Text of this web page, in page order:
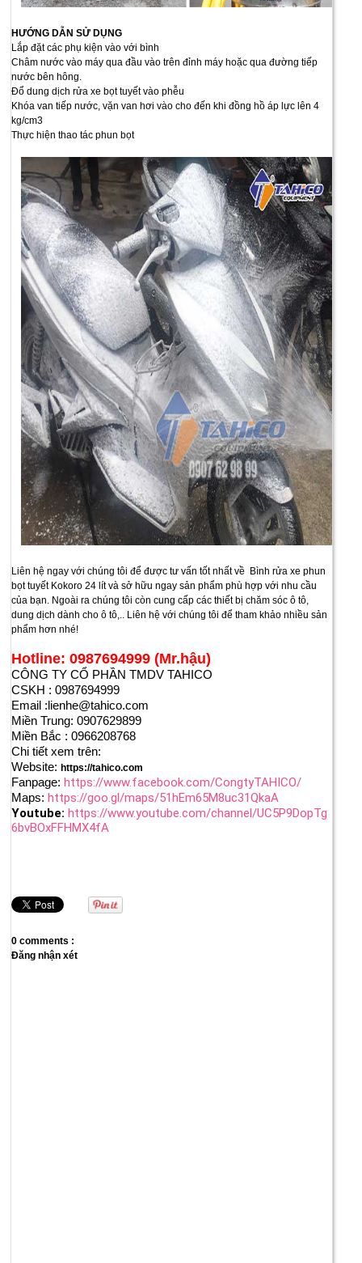
HƯỚNG DẪN SỬ DỤNG
Lắp đặt các phụ kiện vào với bình
Châm nước vào máy qua đầu vào trên đỉnh máy hoặc qua đường tiếp
nước bên hông.
Đổ dung dịch rửa xe bọt tuyết vào phễu
Khóa van tiếp nước, vặn van hơi vào cho đến khi đồng hồ áp lực lên 4
kg/cm3
Thực hiện thao tác phun bọt
Liên hệ ngay với chúng tôi để được tư vấn tốt nhất về Bình rửa xe phun
bọt tuyết Kokoro 24 lít và sở hữu ngay sản phẩm phù hợp với nhu cầu
của bạn. Ngoài ra chúng tôi còn cung cấp các thiết bị chăm sóc ô tô,
dung dịch dành cho ô tô,.. Liên hệ với chúng tôi để tham khảo nhiều sản
phẩm hơn nhé!
Hotline: 0987694999 (Mr.hậu)
CÔNG TY CỔ PHẦN TMDV TAHICO
CSKH : 0987694999
Email :lienhe@tahico.com
Miền Trung: 0907629899
Miền Bắc : 0966208768
Chi tiết xem trên:
Website: https://tahico.com
Fanpage: https://www.facebook.com/CongtyTAHICO/
Maps: https://goo.gl/maps/51hEm65M8uc31QkaA
Youtube: https://www.youtube.com/channel/UC5P9DopTg
6bvBOxFFHMX4fA
0 comments :
Đăng nhận xét